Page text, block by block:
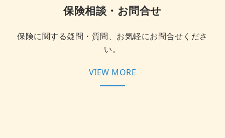
保険相談・お問合せ
保険に関する疑問・質問、お気軽にお問合せくださ
い。
VIEW MORE